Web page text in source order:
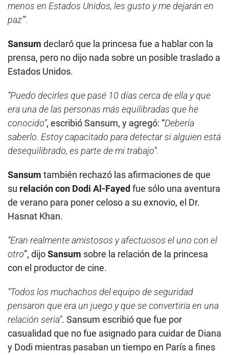
menos en Estados Unidos, les gusto y me dejarán en
paz’”.
Sansum declaró que la princesa fue a hablar con la
prensa, pero no dijo nada sobre un posible traslado a
Estados Unidos.
“Puedo decirles que pasé 10 días cerca de ella y que
era una de las personas más equilibradas que he
conocido”, escribió Sansum, y agregó: “Debería
saberlo. Estoy capacitado para detectar si alguien está
desequilibrado, es parte de mi trabajo”.
Sansum también rechazó las afirmaciones de que
su relación con Dodi Al-Fayed fue sólo una aventura
de verano para poner celoso a su exnovio, el Dr.
Hasnat Khan.
“Eran realmente amistosos y afectuosos el uno con el
otro”, dijoSansum sobre la relación de la princesa
con el productor de cine.
“Todos los muchachos del equipo de seguridad
pensaron que era un juego y que se convertiría en una
relación seria”. Sansum escribió que fue por
casualidad que no fue asignado para cuidar de Diana
y Dodi mientras pasaban un tiempo en París a fines